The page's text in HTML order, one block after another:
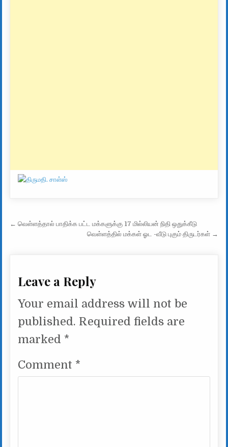
Post navigation
← வெள்ளத்தால் பாதிக்க பட்ட மக்களுக்கு 17 மில்லியன் நிதி ஒதுக்கீடு
வெள்ளத்தில் மக்கள் ஓட -வீடு புகும் திருடர்கள் →
Leave a Reply
Your email address will not be
published. Required fields are
marked *
Comment *